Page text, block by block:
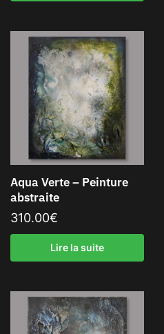
Aqua Verte – Peinture
abstraite
310.00€
Lire la suite